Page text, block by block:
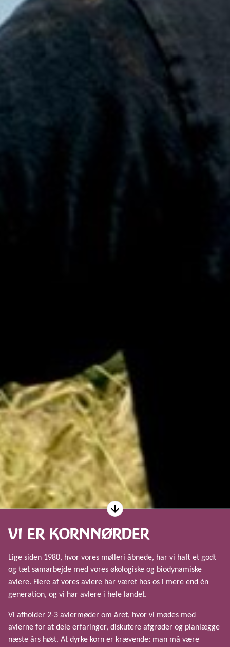
VI ER KORNNØRDER
Lige siden 1980, hvor vores mølleri åbnede, har vi haft et godt
og tæt samarbejde med vores økologiske og biodynamiske
avlere. Flere af vores avlere har været hos os i mere end én
generation, og vi har avlere i hele landet.
Vi afholder 2-3 avlermøder om året, hvor vi mødes med
avlerne for at dele erfaringer, diskutere afgrøder og planlægge
næste års høst. At dyrke korn er krævende: man må være